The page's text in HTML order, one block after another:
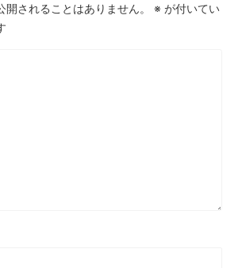
開されることはありません。 ※ が付いてい